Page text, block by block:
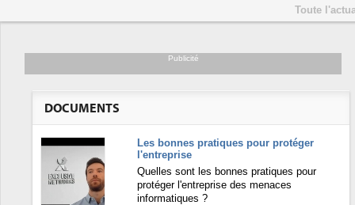
Toute
Publicité
DOCUMENTS
Les bonnes pratiques pour protéger
l'entreprise
Quelles sont les bonnes pratiques pour
protéger l'entreprise des menaces
informatiques ?